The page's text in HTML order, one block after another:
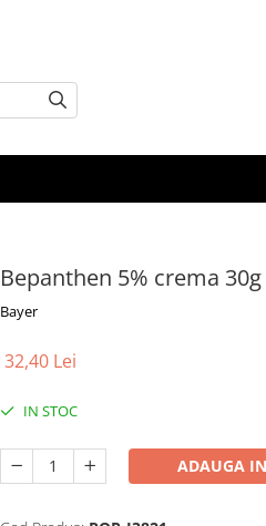
Bepanthen 5% crema
Bayer
32,40 Lei
IN STOC
ADAUGA